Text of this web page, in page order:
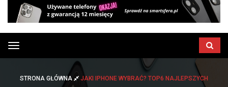
Przełącz
menu
STRONA GŁÓWNA
JAKI IPHONE WYBRAĆ? TOP6 NAJLEPSZYCH